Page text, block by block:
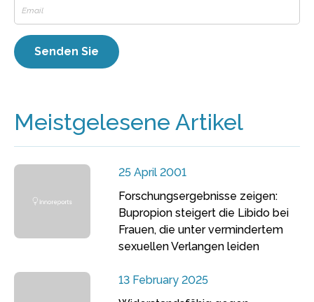
Meistgelesene Artikel
25 April 2001
Forschungsergebnisse zeigen:
Bupropion steigert die Libido bei
Frauen, die unter vermindertem
sexuellen Verlangen leiden
13 February 2025